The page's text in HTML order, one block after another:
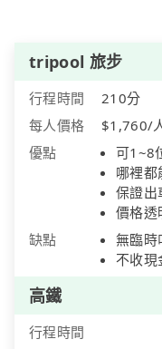
tripool 旅步
行程時間
210分
每人價格
$1,760/
優點
可1~8
哪裡都
保證出
價格透
缺點
無臨時
不收現
高鐵
行程時間